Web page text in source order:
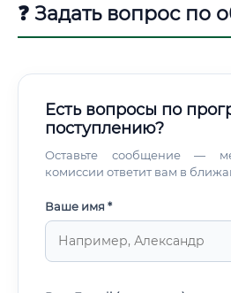
❓ Задать вопрос по
Есть вопросы по
поступлению?
Оставьте сообщение —
комиссии ответит вам в
Ваше имя *